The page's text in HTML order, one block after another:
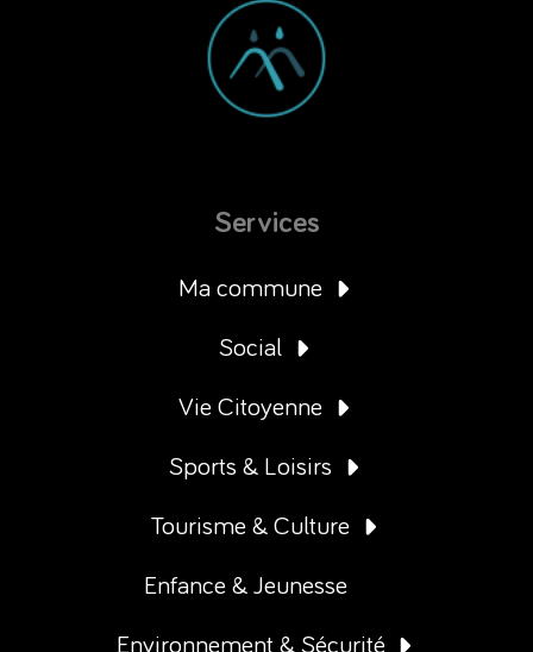
Services
Ma commune
Social
Vie Citoyenne
Sports & Loisirs
Tourisme & Culture
Enfance & Jeunesse
Environnement & Sécurité